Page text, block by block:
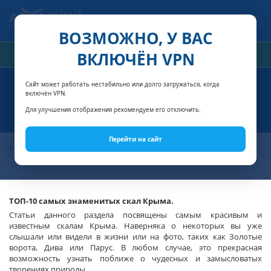
ВОЗМОЖНО, У ВАС
ВКЛЮЧЁН VPN
Сайт может работать нестабильно или долго загружаться, когда
включён VPN.
Для улучшения отображения рекомендуем его отключить.
Перейти на сайт
РАСЧЁТ СТОИМОСТИ
Главная
ТОП-10 самых знаменитых скал Крыма.
Статьи данного раздела посвящены самым красивым и
известным скалам Крыма. Наверняка о некоторых вы уже
слышали или видели в жизни или на фото, таких как Золотые
ворота, Дива или Парус. В любом случае, это прекрасная
возможность узнать поближе о чудесных и замысловатых